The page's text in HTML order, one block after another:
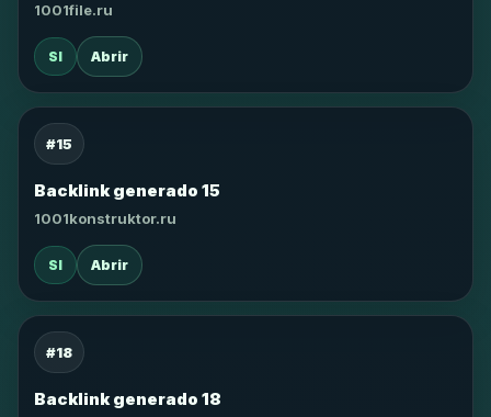
1001file.ru
SI Abrir
#15
Backlink generado 15
1001konstruktor.ru
SI Abrir
#18
Backlink generado 18